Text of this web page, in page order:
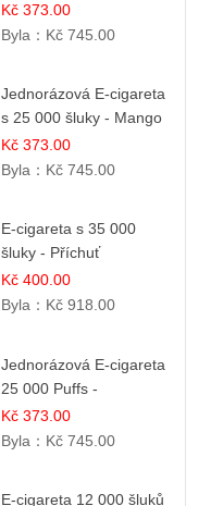
Kč 373.00
Byla： Kč 745.00
Jednorázová E-cigareta
s 25 000 šluky - Mango
& Ananas
Kč 373.00
Byla： Kč 745.00
E-cigareta s 35 000
šluky - Příchuť
Jahodový led
Kč 400.00
Byla： Kč 918.00
Jednorázová E-cigareta
25 000 Puffs -
Ostružina & Borůvka
Kč 373.00
Byla： Kč 745.00
E-cigareta 12 000 šluků